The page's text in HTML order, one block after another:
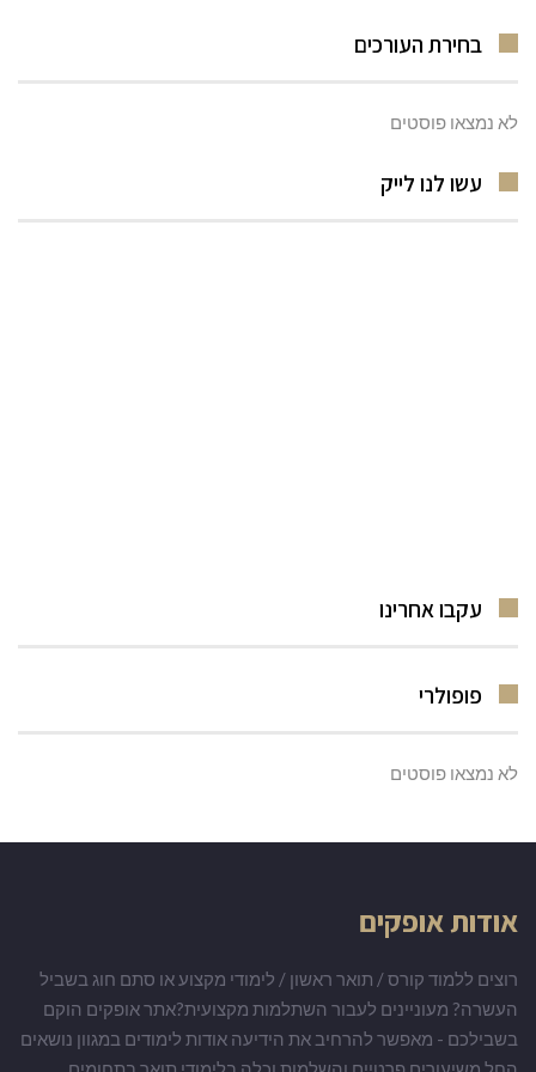
בחירת העורכים
לא נמצאו פוסטים
עשו לנו לייק
עקבו אחרינו
פופולרי
לא נמצאו פוסטים
אודות אופקים
רוצים ללמוד קורס / תואר ראשון / לימודי מקצוע או סתם חוג בשביל
העשרה? מעוניינים לעבור השתלמות מקצועית?אתר אופקים הוקם
בשבילכם - מאפשר להרחיב את הידיעה אודות לימודים במגוון נושאים